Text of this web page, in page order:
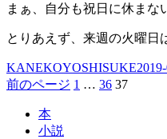
まぁ、自分も祝日に休まな
とりあえず、来週の火曜日
投
稿
KANEKOYOSHISUKE投
投
前のページ 固
1 … 固
36 固
37
本
小説